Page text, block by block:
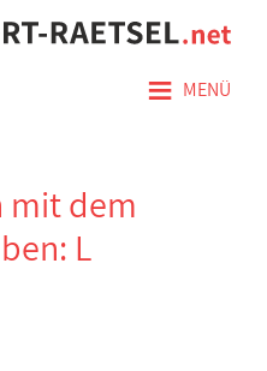
≡ MENÜ
mit dem
L